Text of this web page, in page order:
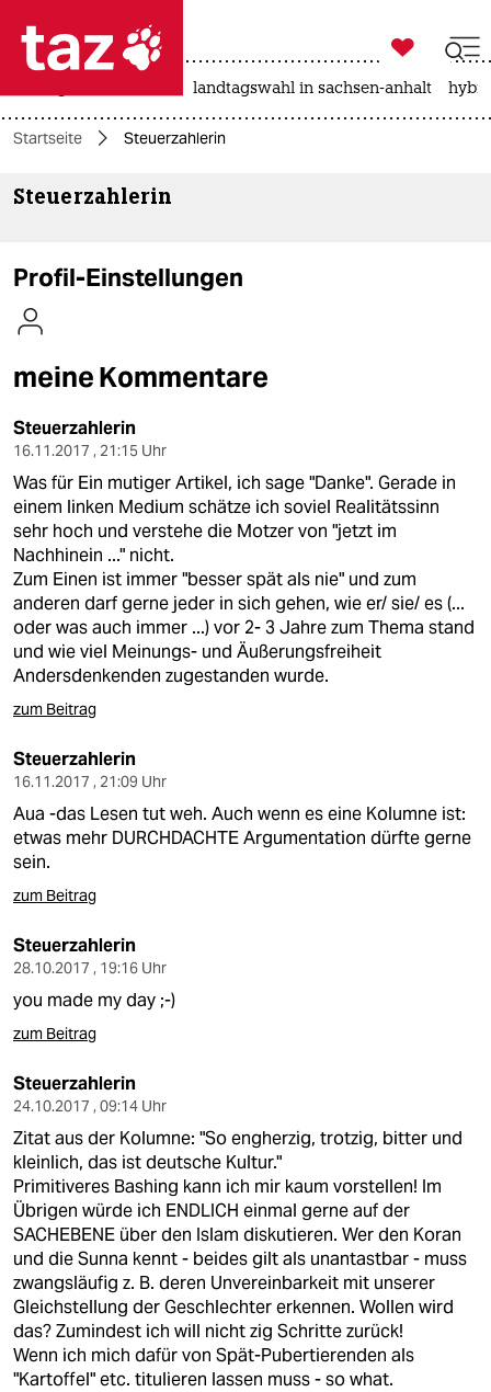
 taz zahl ich
taz zahl ich
themen
kultur
sport
berlin
nord
wahrheit
verlag
verlag
shop
fragen & hilfe
unterstützen
abo
genossenschaft

taz zahl ich
landtagswahl in sachsen-anhalt
Startseite Steuerzahlerin
Steuerzahlerin
Profil-Einstellungen
meine Kommentare
Steuerzahlerin
16.11.2017 , 21:15 Uhr
Was für Ein mutiger Artikel, ich sage "Danke". Gerade in
einem linken Medium schätze ich soviel Realitätssinn
sehr hoch und verstehe die Motzer von "jetzt im
Nachhinein ..." nicht.
Zum Einen ist immer "besser spät als nie" und zum
anderen darf gerne jeder in sich gehen, wie er/ sie/ es (...
oder was auch immer ...) vor 2- 3 Jahre zum Thema stand
und wie viel Meinungs- und Äußerungsfreiheit
Andersdenkenden zugestanden wurde.
zum Beitrag
Steuerzahlerin
16.11.2017 , 21:09 Uhr
Aua -das Lesen tut weh. Auch wenn es eine Kolumne ist:
etwas mehr DURCHDACHTE Argumentation dürfte gerne
sein.
zum Beitrag
Steuerzahlerin
28.10.2017 , 19:16 Uhr
you made my day ;-)
zum Beitrag
Steuerzahlerin
24.10.2017 , 09:14 Uhr
Zitat aus der Kolumne: "So engherzig, trotzig, bitter und
kleinlich, das ist deutsche Kultur."
Primitiveres Bashing kann ich mir kaum vorstellen! Im
Übrigen würde ich ENDLICH einmal gerne auf der
SACHEBENE über den Islam diskutieren. Wer den Koran
und die Sunna kennt - beides gilt als unantastbar - muss
zwangsläufig z. B. deren Unvereinbarkeit mit unserer
Gleichstellung der Geschlechter erkennen. Wollen wird
das? Zumindest ich will nicht zig Schritte zurück!
Wenn ich mich dafür von Spät-Pubertierenden als
"Kartoffel" etc. titulieren lassen muss - so what.